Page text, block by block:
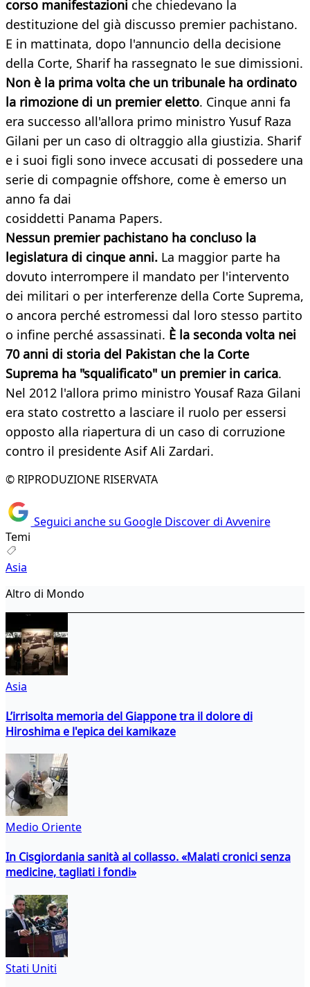
corso manifestazioni che chiedevano la
destituzione del già discusso premier pachistano.
E in mattinata, dopo l'annuncio della decisione
della Corte, Sharif ha rassegnato le sue dimissioni.
Non è la prima volta che un tribunale ha ordinato
la rimozione di un premier eletto. Cinque anni fa
era successo all'allora primo ministro Yusuf Raza
Gilani per un caso di oltraggio alla giustizia. Sharif
e i suoi figli sono invece accusati di possedere una
serie di compagnie offshore, come è emerso un
anno fa dai
cosiddetti Panama Papers.
Nessun premier pachistano ha concluso la
legislatura di cinque anni. La maggior parte ha
dovuto interrompere il mandato per l'intervento
dei militari o per interferenze della Corte Suprema,
o ancora perché estromessi dal loro stesso partito
o infine perché assassinati. È la seconda volta nei
70 anni di storia del Pakistan che la Corte
Suprema ha "squalificato" un premier in carica.
Nel 2012 l'allora primo ministro Yousaf Raza Gilani
era stato costretto a lasciare il ruolo per essersi
opposto alla riapertura di un caso di corruzione
contro il presidente Asif Ali Zardari.
© RIPRODUZIONE RISERVATA
Seguici anche su Google Discover di Avvenire
Temi
Asia
Altro di Mondo
Asia
L’irrisolta memoria del Giappone tra il dolore di
Hiroshima e l'epica dei kamikaze
Medio Oriente
In Cisgiordania sanità al collasso. «Malati cronici senza
medicine, tagliati i fondi»
Stati Uniti